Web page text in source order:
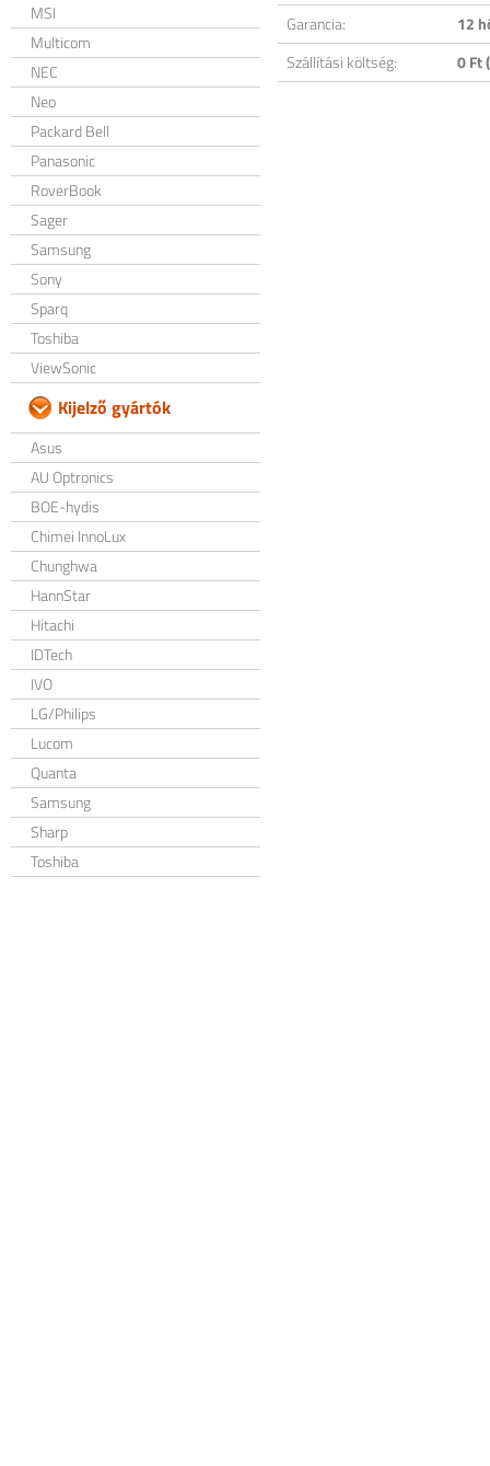
MSI
Multicom
NEC
Neo
Packard Bell
Panasonic
RoverBook
Sager
Samsung
Sony
Sparq
Toshiba
ViewSonic
Kijelző gyártók
Asus
AU Optronics
BOE-hydis
Chimei InnoLux
Chunghwa
HannStar
Hitachi
IDTech
IVO
LG/Philips
Lucom
Quanta
Samsung
Sharp
Toshiba
Garancia:
12
Szállítási költség:
0 Ft